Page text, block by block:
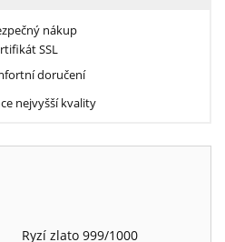
nákup
SSL
doručení
nejvyšší kvality
Ryzí zlato 999/1000